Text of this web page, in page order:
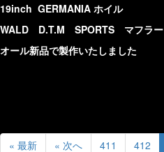
19inch GERMANIA ホイル
WALD D.T.M SPORTS マフラー
オール新品で製作いたしました
« 最新 « 次へ 411 412